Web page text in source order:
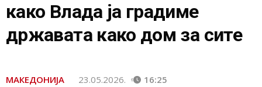
како Влада ја градиме
државата како дом за сите
МАКЕДОНИЈА 23.05.2026. 16:25